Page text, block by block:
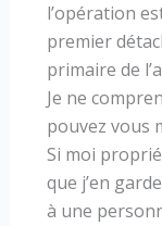
l’opération
premier
primaire de
Je ne
pouvez vous
Si moi
que j’en
à une